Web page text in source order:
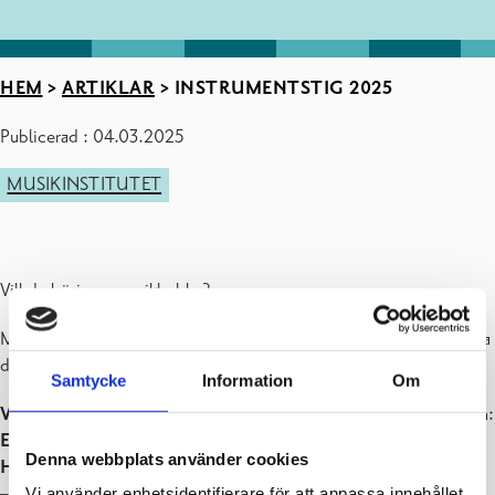
Samtycke Information Om
Denna webbplats använder cookies
HEM > ARTIKLAR > INSTRUMENTSTIG 2025
Publicerad : 04.03.2025
MUSIKINSTITUTET
Vill du börja en musikhobby?
Musikinstitutet välkomnar dig med till Instrumentstigen och bekanta
dig med olika instrument!
Våren 2025 ordnas Instrumentstigeni musikinstitutets utrymmen:
Ekenäs, Ekenäsgården, ti 18.3
Hangö, Hankoniemen yläaste ja lukio, ons 19.3